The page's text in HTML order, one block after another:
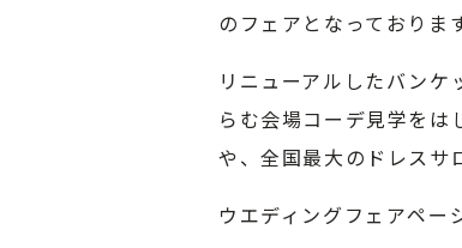
のフェアとなっており
リニューアルしたバン
らむ会場コーデ見学をは
や、全国最大のドレスサ
ウエディングフェアペー